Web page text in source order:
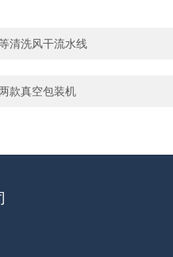
清洗风干流水线
款真空包装机